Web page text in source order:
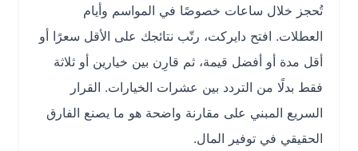
تُحجز خلال ساعات خصوصًا في المواسم وأيام
العطلات. افتح دايركت، رتّب نتائجك على الأقل سعرًا أو
أقل مدة أو أفضل قيمة، ثم قارِن بين خيارين أو ثلاثة
فقط بدلًا من التردد بين عشرات الخيارات. القرار
السريع المبني على مقارنة واضحة هو ما يصنع الفارق
الحقيقي في توفير المال.